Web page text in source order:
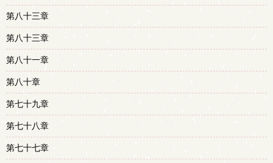
第八十三章
第八十三章
第八十一章
第八十章
第七十九章
第七十八章
第七十七章